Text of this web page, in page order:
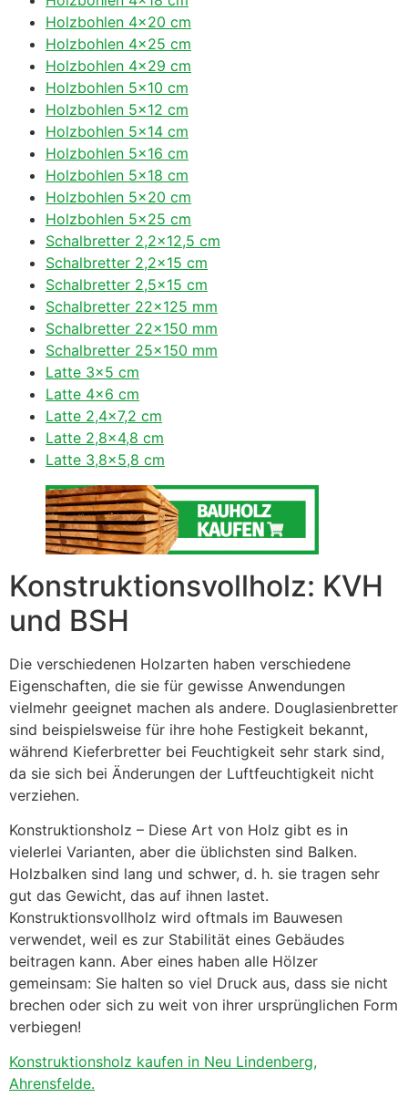
Holzbohlen 4×20 cm
Holzbohlen 4×25 cm
Holzbohlen 4×29 cm
Holzbohlen 5×10 cm
Holzbohlen 5×12 cm
Holzbohlen 5×14 cm
Holzbohlen 5×16 cm
Holzbohlen 5×18 cm
Holzbohlen 5×20 cm
Holzbohlen 5×25 cm
Schalbretter 2,2×12,5 cm
Schalbretter 2,2×15 cm
Schalbretter 2,5×15 cm
Schalbretter 22×125 mm
Schalbretter 22×150 mm
Schalbretter 25×150 mm
Latte 3×5 cm
Latte 4×6 cm
Latte 2,4×7,2 cm
Latte 2,8×4,8 cm
Latte 3,8×5,8 cm
Konstruktionsvollholz: KVH
und BSH
Die verschiedenen Holzarten haben verschiedene
Eigenschaften, die sie für gewisse Anwendungen
vielmehr geeignet machen als andere. Douglasienbretter
sind beispielsweise für ihre hohe Festigkeit bekannt,
während Kieferbretter bei Feuchtigkeit sehr stark sind,
da sie sich bei Änderungen der Luftfeuchtigkeit nicht
verziehen.
Konstruktionsholz – Diese Art von Holz gibt es in
vielerlei Varianten, aber die üblichsten sind Balken.
Holzbalken sind lang und schwer, d. h. sie tragen sehr
gut das Gewicht, das auf ihnen lastet.
Konstruktionsvollholz wird oftmals im Bauwesen
verwendet, weil es zur Stabilität eines Gebäudes
beitragen kann. Aber eines haben alle Hölzer
gemeinsam: Sie halten so viel Druck aus, dass sie nicht
brechen oder sich zu weit von ihrer ursprünglichen Form
verbiegen!
Konstruktionsholz kaufen in Neu Lindenberg,
Ahrensfelde.